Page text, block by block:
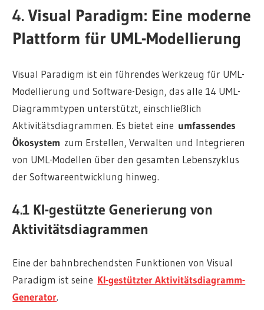
4. Visual Paradigm: Eine moderne
Plattform für UML-Modellierung
Visual Paradigm ist ein führendes Werkzeug für UML-
Modellierung und Software-Design, das alle 14 UML-
Diagrammtypen unterstützt, einschließlich
Aktivitätsdiagrammen. Es bietet eine umfassendes
Ökosystem zum Erstellen, Verwalten und Integrieren
von UML-Modellen über den gesamten Lebenszyklus
der Softwareentwicklung hinweg.
4.1 KI-gestützte Generierung von
Aktivitätsdiagrammen
Eine der bahnbrechendsten Funktionen von Visual
Paradigm ist seine KI-gestützter Aktivitätsdiagramm-
Generator.